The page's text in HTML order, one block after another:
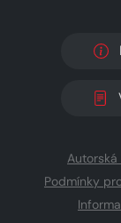
Podmínky